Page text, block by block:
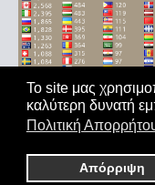
Το site μας
καλύτερη δυνατή
Πολιτική
Απόρριψη
Αρχική|'Οροι Χρήσης|
παντός δικαιώματος